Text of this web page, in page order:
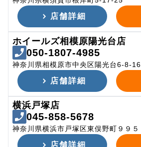
店舗詳細
ホイールズ相模原陽光台店
050-1807-4985
神奈川県相模原市中央区陽光台6-8-16
店舗詳細
横浜戸塚店
045-858-5678
神奈川県横浜市戸塚区東俣野町９９５
店舗詳細